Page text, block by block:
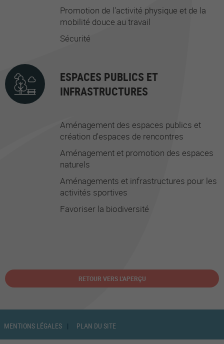
Promotion de l'activité physique et de la
mobilité douce au travail
Sécurité
ESPACES PUBLICS ET
INFRASTRUCTURES
Aménagement des espaces publics et
création d'espaces de rencontres
Aménagement et promotion des espaces
naturels
Aménagements et infrastructures pour les
activités sportives
Favoriser la biodiversité
RETOUR VERS L'APERÇU
MENTIONS LÉGALES PLAN DU SITE